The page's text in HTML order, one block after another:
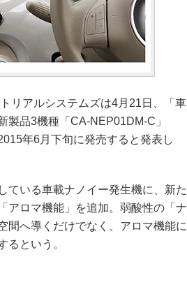
リアルシステムズは4月21日、「車
製品3機種「CA-NEP01DM-C」
年6月下旬に発売すると発表し
いる車載ナノイー発生機に、新た
アロマ機能」を追加。弱酸性の「ナ
間へ導くだけでなく、アロマ機能に
るという。